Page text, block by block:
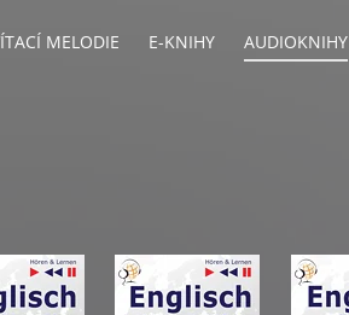
MELODIE E-KNIHY AUDIOKNIHY